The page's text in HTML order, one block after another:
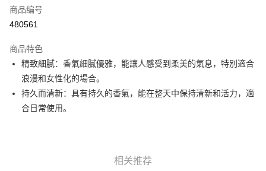
Apple Pay
AlipayHK
PayMe
WeChat Pay
銀行匯款 請將存款存到以下銀行帳戶，並於存款單據寫上訂單編號後電郵至
eshop@colourmix-cosmetics.com** **我們不會處理沒有提供存款單據的訂
商品编号
480561
商品特色
精致細膩：香氣細膩優雅，能讓人感受到柔美的氣息，特別適合
浪漫和女性化的場合。
持久而清新：具有持久的香氣，能在整天中保持清新和活力，適
合日常使用。
相关推荐